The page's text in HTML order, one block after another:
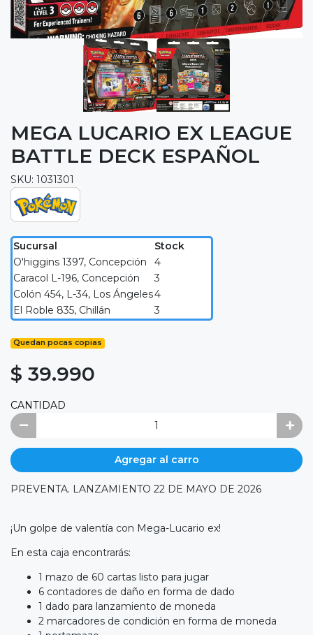
MEGA LUCARIO EX LEAGUE
BATTLE DECK ESPAÑOL
SKU: 1031301
Sucursal
Stock
O'higgins 1397, Concepción
4
Caracol L-196, Concepción
3
Colón 454, L-34, Los Ángeles4
El Roble 835, Chillán
3
Quedan pocas copias
$ 39.990
CANTIDAD
Agregar al carro
PREVENTA. LANZAMIENTO 22 DE MAYO DE 2026
¡Un golpe de valentía con Mega-Lucario ex!
En esta caja encontrarás:
1 mazo de 60 cartas listo para jugar
6 contadores de daño en forma de dado
1 dado para lanzamiento de moneda
2 marcadores de condición en forma de moneda